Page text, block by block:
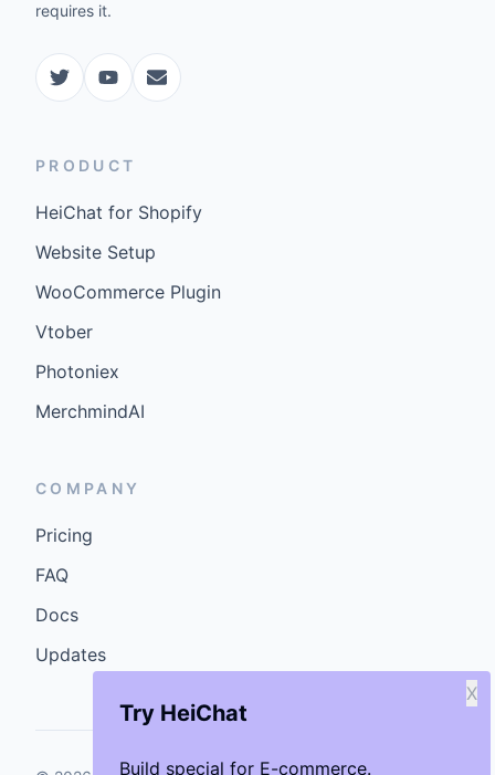
Try HeiChat
Build special for E-commerce.
X
requires it.
PRODUCT
HeiChat for Shopify
Website Setup
WooCommerce Plugin
Vtober
Photoniex
MerchmindAI
COMPANY
Pricing
FAQ
Docs
Updates